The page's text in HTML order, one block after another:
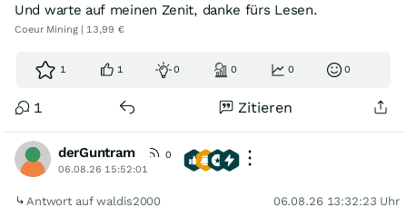
Und warte auf meinen Zenit, danke fürs Lesen.
Coeur Mining | 13,99 €
1 1 0 0 0 0
1 Zitieren
derGuntram
0
06.08.26 15:52:01
Antwort auf waldis2000 06.08.26 13:32:23 Uhr